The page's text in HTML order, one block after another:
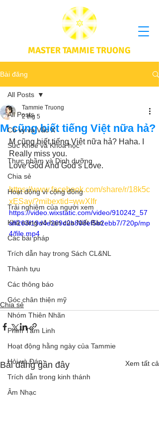
MASTER TAMMIE TRUONG
Bài đăng
All Posts
Cô vy và Vắc X
Sức Khoẻ và Khoa học
Thực phầm và Dinh dưỡng
Chia sẻ
Hoạt động vì cộng đồng
Trải nghiệm của người xem
Khả năng vô hạn của Niết Bàn
Các bài pháp
Trích dẫn hay trong Sách CL&NL
Thành tựu
Các thông báo
Góc chân thiện mỹ
Nhóm Thiên Nhãn
Phim Tâm Linh
Hoạt động hằng ngày của Tammie
Hỏi và Đáp
Trích dẫn trong kinh thánh
Âm Nhạc
All Posts
M cũng biết tiếng Việt nữa hả?
Tammie Truong
2 thg 5
M cũng biết tiếng Việt nữa hả? Haha. I
Really miss you.
Love God And God’s Love.
https://www.facebook.com/share/r/18k5c
xESay/?mibextid=wwXIfr
https://video.wixstatic.com/video/910242_57
aff263f19d4e269d2b803ef5b2ebb7/720p/mp
4/file.mp4
Chia sẻ
Bài đăng gần đây Xem tất cả